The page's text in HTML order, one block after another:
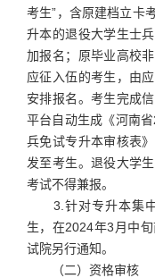
考生”，含原建档立卡
升本的退役大学生士
加报名；原毕业高校
应征入伍的考生，由
安排报名。考生完成
平台自动生成《河南
兵免试专升本审核表
发至考生。退役大学
考试不得兼报。
3.针对专升本集中
生，在2024年3月中
试院另行通知。
（二）资格审核